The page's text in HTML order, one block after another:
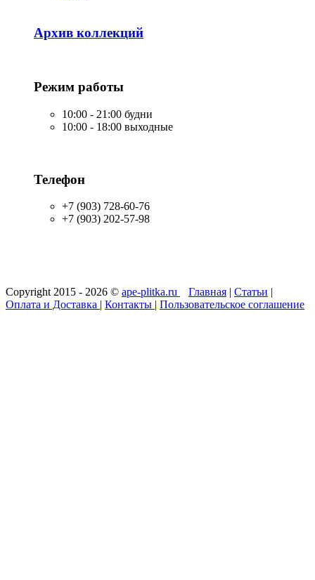
Архив коллекций
Режим работы
10:00 - 21:00 будни
10:00 - 18:00 выходные
Телефон
+7 (903) 728-60-76
+7 (903) 202-57-98
Copyright 2015 - 2026 © ape-plitka.ru Главная | Статьи |
Оплата и Доставка | Контакты | Пользовательское соглашение